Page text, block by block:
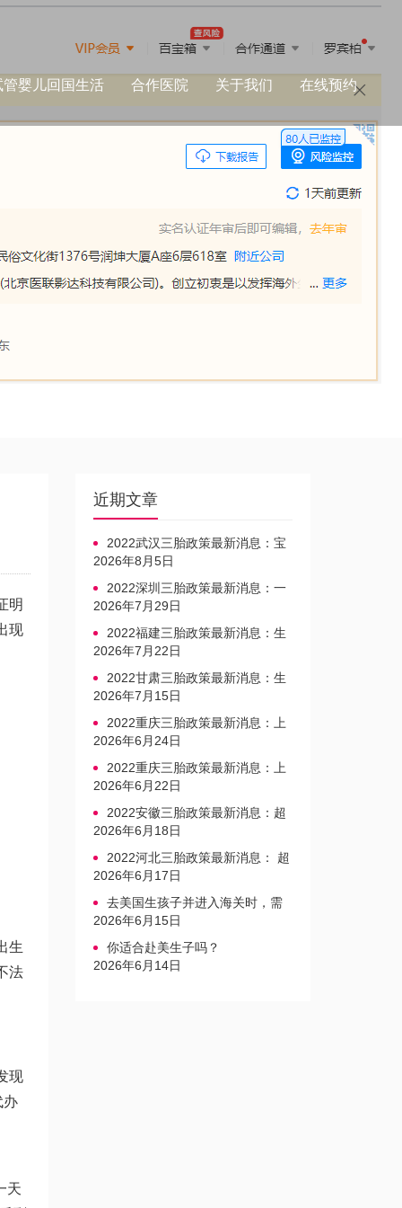
管婴儿回国生活 合作医院 关于我们 在线预约
明
现
生
法
现
办
天
近期文章
2022武汉三胎政策最新消息：宝
宝上户口不再罚款
2026年8月5日
2022深圳三胎政策最新消息：一
文读懂上户口是否罚款
2026年7月29日
2022福建三胎政策最新消息：生
育奖励发放迎新标准
2026年7月22日
2022甘肃三胎政策最新消息：生
育产假不享受带薪福利
2026年7月15日
2022重庆三胎政策最新消息：上
户口、办准生证指南
2026年6月24日
2022重庆三胎政策最新消息：上
户口、办准生证指南
2026年6月22日
2022安徽三胎政策最新消息：超
生家庭罚款标准更新
2026年6月18日
2022河北三胎政策最新消息： 超
生三孩不再缴纳社会抚养费
2026年6月17日
去美国生孩子并进入海关时，需
要注意的事项是什么？
2026年6月15日
你适合赴美生子吗？
2026年6月14日